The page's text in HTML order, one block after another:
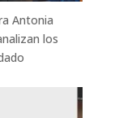
Antonia
los